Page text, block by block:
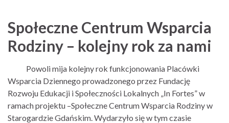
Społeczne Centrum Wsparcia
Rodziny – kolejny rok za nami
Powoli mija kolejny rok funkcjonowania Placówki
Wsparcia Dziennego prowadzonego przez Fundację
Rozwoju Edukacji i Społeczności Lokalnych „In Fortes” w
ramach projektu –Społeczne Centrum Wsparcia Rodziny w
Starogardzie Gdańskim. Wydarzyło się w tym czasie